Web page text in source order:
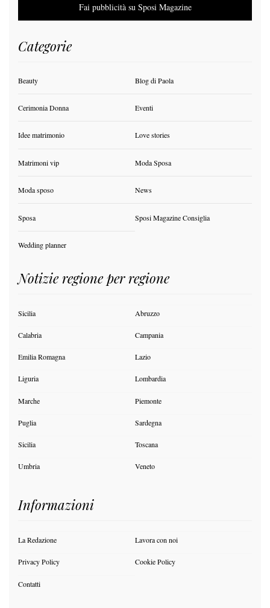
Fai pubblicità su Sposi Magazine
Categorie
Beauty Blog di Paola
Cerimonia Donna Eventi
Idee matrimonio Love stories
Matrimoni vip Moda Sposa
Moda sposo News
Sposa Sposi Magazine Consiglia
Wedding planner
Notizie regione per regione
Sicilia Abruzzo
Calabria Campania
Emilia Romagna Lazio
Liguria Lombardia
Marche Piemonte
Puglia Sardegna
Sicilia Toscana
Umbria Veneto
Informazioni
La Redazione Lavora con noi
Privacy Policy Cookie Policy
Contatti